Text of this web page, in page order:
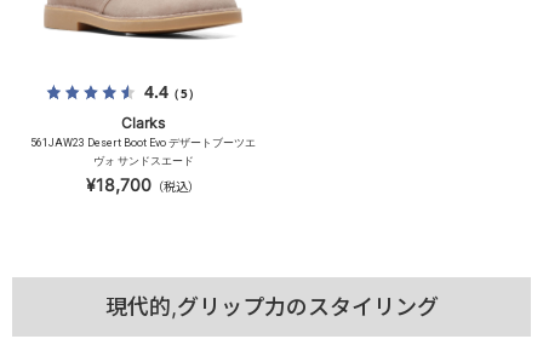
4.4（5）
Clarks
561JAW23 Desert Boot Evo デザートブーツエ
ヴォ サンドスエード
¥18,700 （税込）
現代的,グリップ力のスタイリング